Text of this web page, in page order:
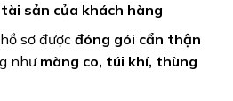
sản của khách hàng
sơ được đóng gói cẩn thận
như màng co, túi khí, thùng